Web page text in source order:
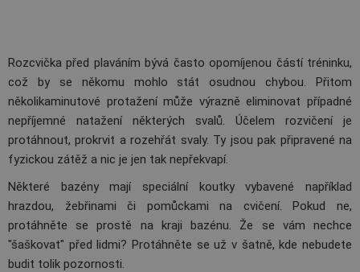
Rozcvička před plaváním bývá často opomíjenou částí tréninku,
což by se někomu mohlo stát osudnou chybou. Přitom
několikaminutové protažení může výrazně eliminovat případné
nepříjemné natažení některých svalů. Účelem rozvičení je
protáhnout, prokrvit a rozehřát svaly. Ty jsou pak připravené na
fyzickou zátěž a nic je jen tak nepřekvapí.
Některé bazény mají speciální koutky vybavené například
hrazdou, žebřinami či pomůckami na cvičení. Pokud ne,
protáhněte se prostě na kraji bazénu. Že se vám nechce
"šaškovat" před lidmi? Protáhněte se už v šatně, kde nebudete
budit tolik pozornosti.